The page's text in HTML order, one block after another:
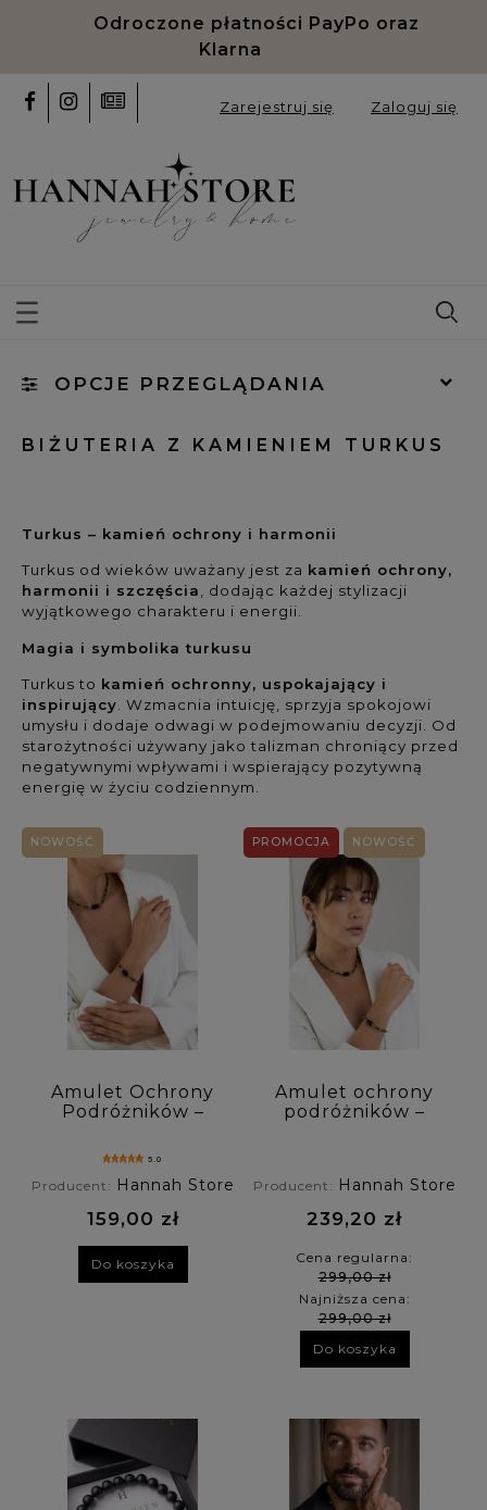
Odroczone płatności PayPo oraz
Klarna
Zarejestruj się Zaloguj się
OPCJE PRZEGLĄDANIA
Kategorie: Turkus
Dla kogo: (wybierz)
Rodzaj kamienia 2: (wybierz)
Rodzaj kamienia 3: (wybierz)
Kolor kamienia: (wybierz)
Symbolika / Właściwości: (wybierz)
Materiały: (wybierz)
Rodzaj zapięcia: (wybierz)
Cena: (wybierz)
Nowość: (wybierz)
Promocja: (wybierz)
BIŻUTERIA Z KAMIENIEM TURKUS
Turkus – kamień ochrony i harmonii
Turkus od wieków uważany jest za kamień ochrony,
harmonii i szczęścia
, dodając każdej stylizacji
wyjątkowego charakteru i energii.
Magia i symbolika turkusu
Turkus to kamień ochronny, uspokajający i
inspirujący . Wzmacnia intuicję, sprzyja spokojowi
umysłu i dodaje odwagi w podejmowaniu decyzji. Od
starożytności używany jako talizman chroniący przed
negatywnymi wpływami i wspierający pozytywną
energię w życiu codziennym.
Amulet Ochrony
Podróżników –
turmalinem,
afrykańskim i
kwarcem dymnym
5.0
Producent: Hannah Store
159,00 zł
Do koszyka
NOWOŚĆ
Amulet ochrony
podróżników –
afrykańskim i
kwarcem dymnym
Producent: Hannah Store
239,20 zł
Cena regularna:
299,00 zł
Najniższa cena:
299,00 zł
Do koszyka
PROMOCJA NOWOŚĆ